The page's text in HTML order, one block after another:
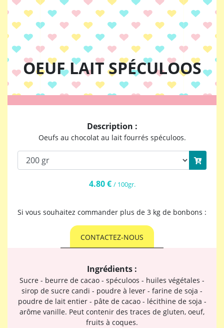
OEUF LAIT SPÉCULOOS
Description :
Oeufs au chocolat au lait fourrés spéculoos.
4.80 € / 100gr.
Si vous souhaitez commander plus de 3 kg de bonbons :
CONTACTEZ-NOUS
Ingrédients :
Sucre - beurre de cacao - spéculoos - huiles végétales -
sirop de sucre candi - poudre à lever - farine de soja -
poudre de lait entier - pâte de cacao - lécithine de soja -
arôme vanille. Peut contenir des traces de gluten, oeuf,
fruits à coques.